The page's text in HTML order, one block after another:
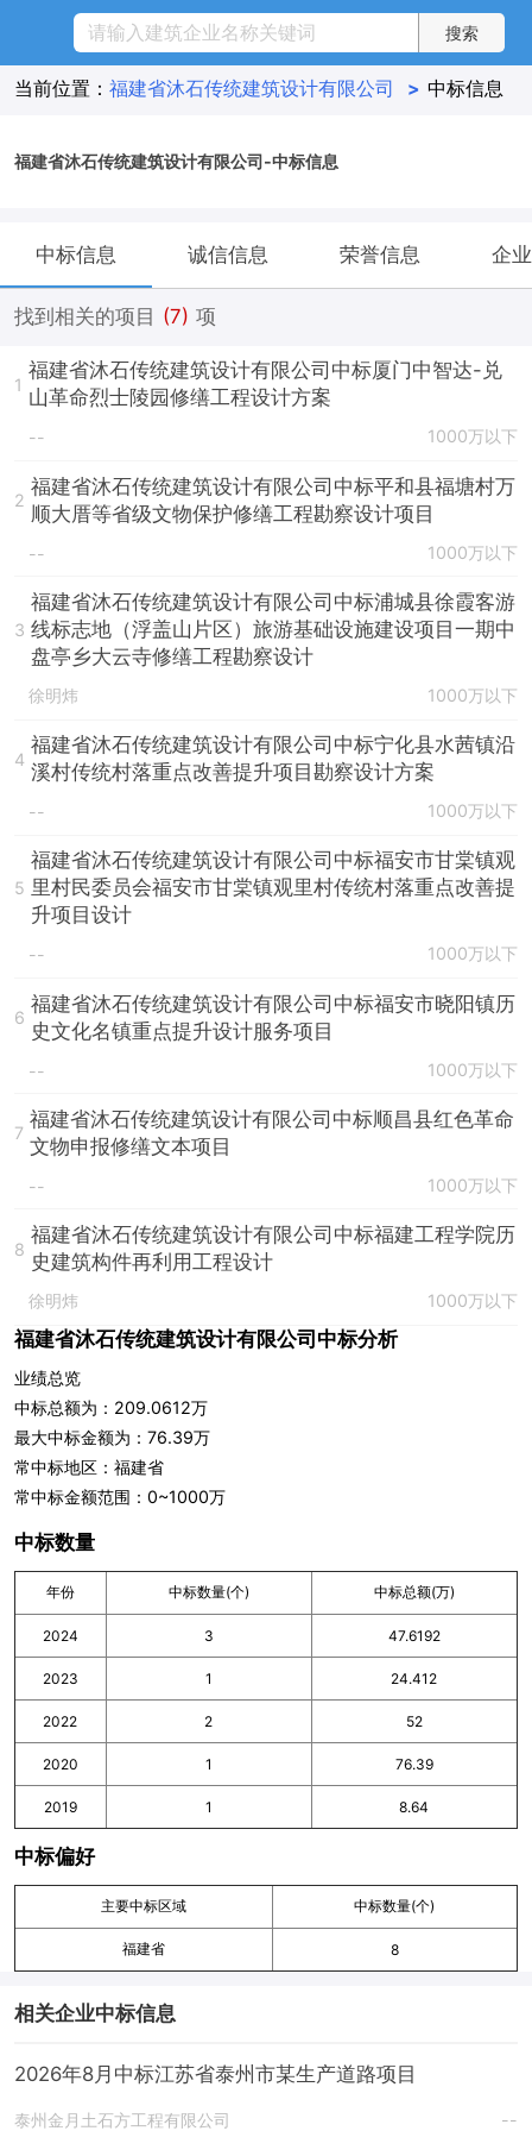
当前位置： 福建省沐石传统建筑设计有限公司 > 中标信息
福建省沐石传统建筑设计有限公司-中标信息
中标信息 诚信信息 荣誉信息 企
找到相关的项目 (7) 项
1
福建省沐石传统建筑设计有限公司中标厦门中智达-兑
山革命烈士陵园修缮工程设计方案
-- 1000万以下
2
福建省沐石传统建筑设计有限公司中标平和县福塘村万
顺大厝等省级文物保护修缮工程勘察设计项目
-- 1000万以下
3
福建省沐石传统建筑设计有限公司中标浦城县徐霞客游
线标志地（浮盖山片区）旅游基础设施建设项目一期中
盘亭乡大云寺修缮工程勘察设计
徐明炜 1000万以下
4
福建省沐石传统建筑设计有限公司中标宁化县水茜镇沿
溪村传统村落重点改善提升项目勘察设计方案
-- 1000万以下
5
福建省沐石传统建筑设计有限公司中标福安市甘棠镇观
里村民委员会福安市甘棠镇观里村传统村落重点改善提
升项目设计
-- 1000万以下
6
福建省沐石传统建筑设计有限公司中标福安市晓阳镇历
史文化名镇重点提升设计服务项目
-- 1000万以下
7
福建省沐石传统建筑设计有限公司中标顺昌县红色革命
文物申报修缮文本项目
-- 1000万以下
8
福建省沐石传统建筑设计有限公司中标福建工程学院历
史建筑构件再利用工程设计
徐明炜 1000万以下
福建省沐石传统建筑设计有限公司中标分析
业绩总览
中标总额为：209.0612万
最大中标金额为：76.39万
常中标地区：福建省
常中标金额范围：0~1000万
中标数量
年份 中标数量(个) 中标总额(万)
2024 3 47.6192
2023 1 24.412
2022 2 52
2020 1 76.39
2019 1 8.64
中标偏好
主要中标区域 中标数量(个)
福建省 8
相关企业中标信息
2026年8月中标江苏省泰州市某生产道路项目
泰州金月土石方工程有限公司 --